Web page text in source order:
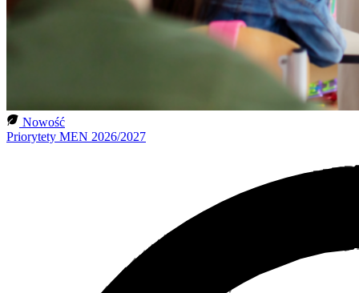
Nowość
Priorytety MEN 2026/2027